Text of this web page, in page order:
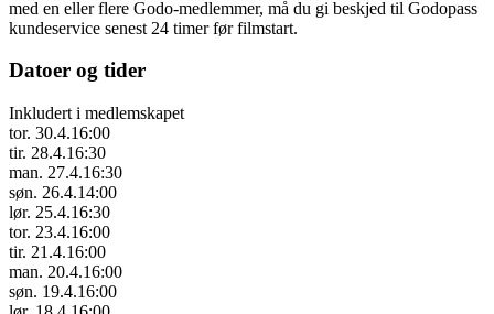
med en eller flere Godo-medlemmer, må du gi beskjed til Godopass
kundeservice senest 24 timer før filmstart.
Datoer og tider
Inkludert i medlemskapet
tor. 30.4.16:00
tir. 28.4.16:30
man. 27.4.16:30
søn. 26.4.14:00
lør. 25.4.16:30
tor. 23.4.16:00
tir. 21.4.16:00
man. 20.4.16:00
søn. 19.4.16:00